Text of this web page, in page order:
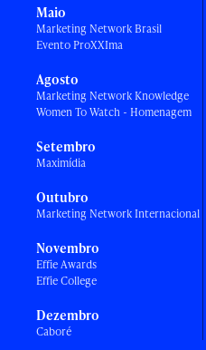
Maio
Marketing Network Brasil
Evento ProXXIma
Agosto
Marketing Network Knowledge
Women To Watch - Homenagem
Setembro
Maximídia
Outubro
Marketing Network Internacional
Novembro
Effie Awards
Effie College
Dezembro
Caboré